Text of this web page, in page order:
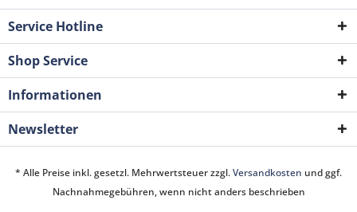
Service Hotline
Shop Service
Informationen
Newsletter
* Alle Preise inkl. gesetzl. Mehrwertsteuer zzgl.Versandkosten und ggf.
Nachnahmegebühren, wenn nicht anders beschrieben